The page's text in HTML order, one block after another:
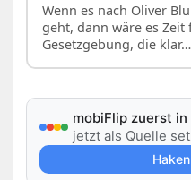
Wenn es nach Oliver
geht, dann wäre es
Gesetzgebung, die klar…
mobiFlip zuerst
jetzt als Quelle